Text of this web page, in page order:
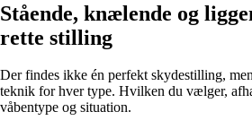
Stående, knælende og
rette stilling
Der findes ikke én perfekt skydestilling,
teknik for hver type. Hvilken du vælger,
våbentype og situation.